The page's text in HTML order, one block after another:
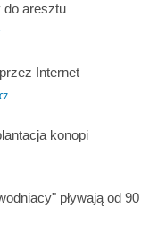
do aresztu
Internet
konopi
pływają od 90